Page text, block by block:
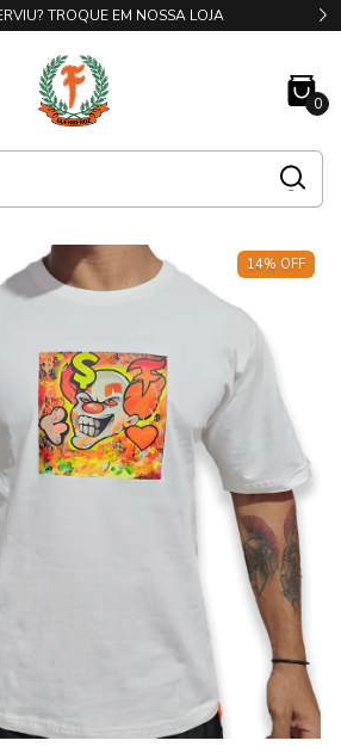
COMPRE E RETIRE EM NOSSA LOJA
0
14% OFF